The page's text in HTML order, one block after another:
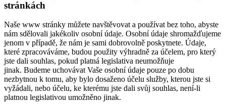
stránkách
Naše www stránky můžete navštěvovat a používat bez toho, abyste
nám sdělovali jakékoliv osobní údaje. Osobní údaje shromažďujeme
jenom v případě, že nám je sami dobrovolně poskytnete. Údaje,
které zpracováváme, budou použity výhradně za účelem, pro který
jste dali souhlas, pokud platná legislativa neumožňuje
jinak. Budeme uchovávat Vaše osobní údaje pouze po dobu
nezbytnou k tomu, aby bylo dosaženo účelu služby, kterou jste si
vyžádali, nebo účelu, ke kterému jste dali svůj souhlas, není-li
platnou legislativou umožněno jinak.